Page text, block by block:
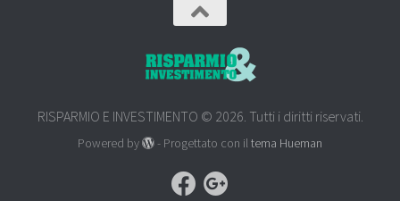
RISPARMIO E INVESTIMENTO © 2026. Tutti i diritti riservati.
Powered by - Progettato con iltema Hueman